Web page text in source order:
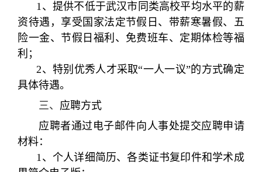
1、提供不低于武汉市同类高校平均水平的薪
资待遇，享受国家法定节假日、带薪寒暑假、五
险一金、节假日福利、免费班车、定期体检等福
利；
2、特别优秀人才采取“一人一议”的方式确定
具体待遇。
三、 应聘方式
应聘者通过电子邮件向人事处提交应聘申请
材料：
1、个人详细简历、各类证书复印件和学术成